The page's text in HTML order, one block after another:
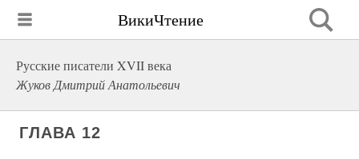
ВикиЧтение
Русские писатели XVII века
Жуков Дмитрий Анатольевич
ГЛАВА 12